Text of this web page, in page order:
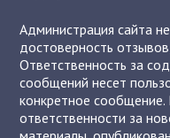
Администрация сайта
достоверность
Ответственность за
сообщений несет
конкретное сообщение.
ответственности за